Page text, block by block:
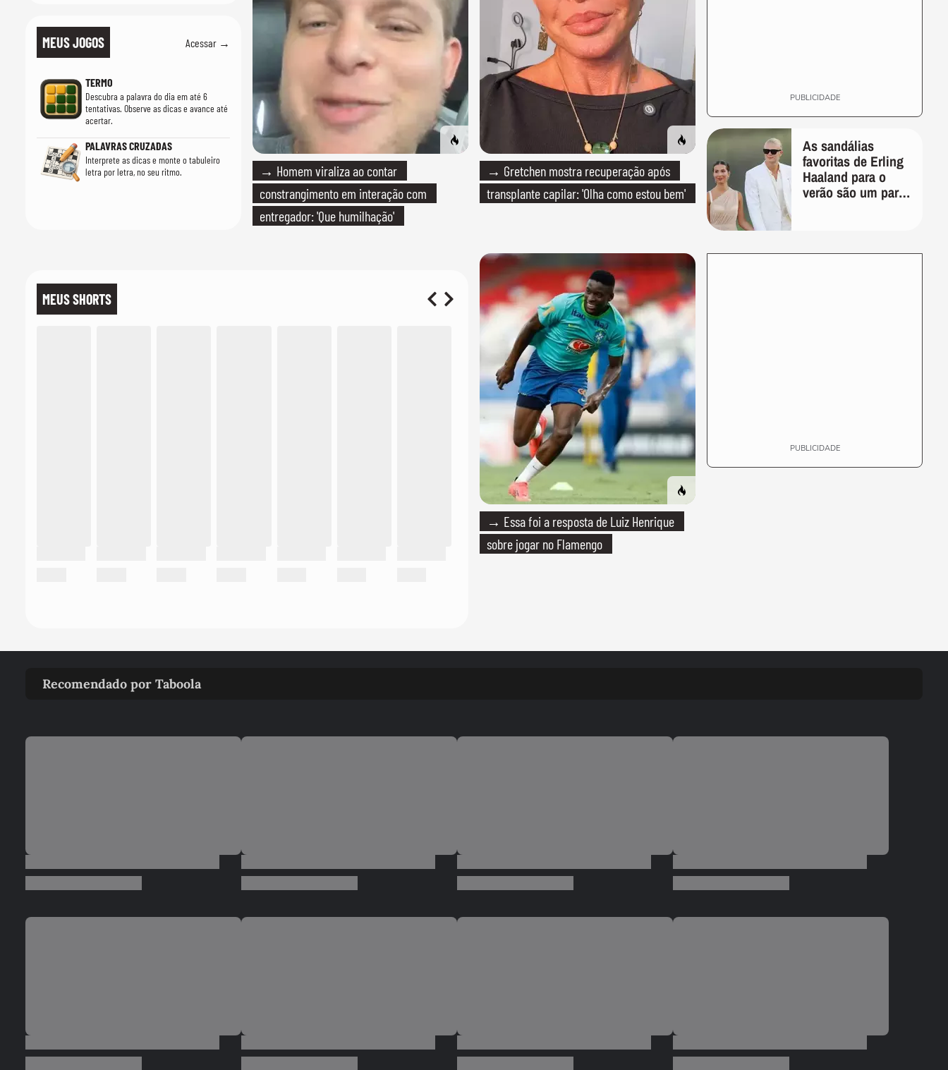
MEUS JOGOS Acessar →
TERMO
Descubra a palavra do dia em até 6
tentativas. Observe as dicas e avance até
acertar.
PALAVRAS CRUZADAS
Interprete as dicas e monte o tabuleiro
letra por letra, no seu ritmo.
→ Homem viraliza ao contar
constrangimento em interação com
entregador: 'Que humilhação'
→ Gretchen mostra recuperação após
transplante capilar: 'Olha como estou bem'
PUBLICIDADE
→ Essa foi a resposta de Luiz Henrique
sobre jogar no Flamengo
As sandálias
favoritas de Erling
Haaland para o
verão são um par
banho quanto em
MEUS SHORTS
PUBLICIDADE
Recomendado por Taboola